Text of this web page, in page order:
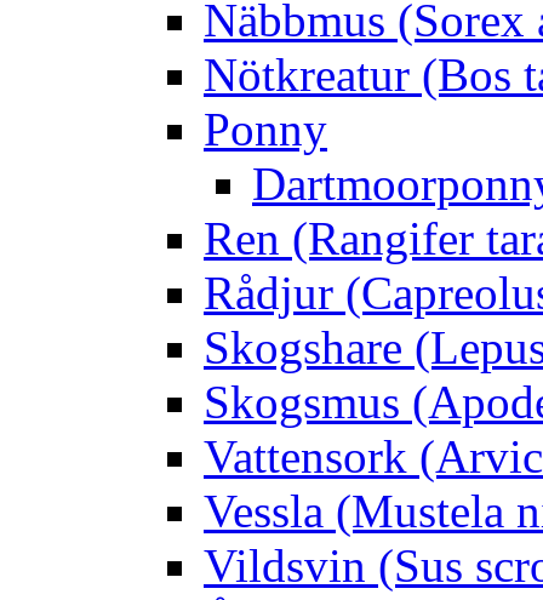
Näbbmus (Sorex
Nötkreatur (Bos
Ponny
Ren (Rangifer
Rådjur
Skogshare
Skogsmus
Vattensork
Vessla (Mustela
Vildsvin (Sus